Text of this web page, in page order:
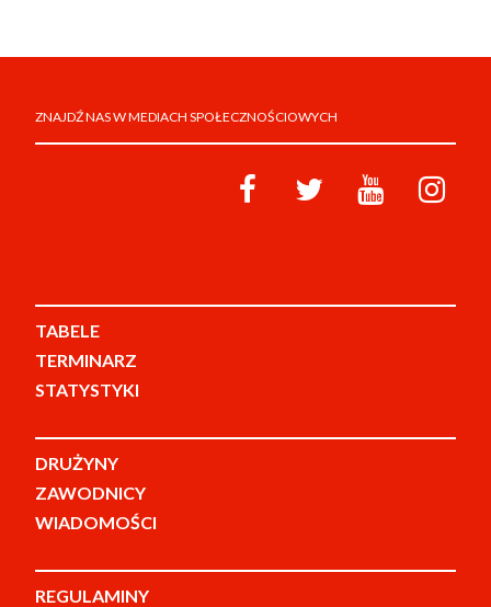
ZNAJDŹ NAS W MEDIACH SPOŁECZNOŚCIOWYCH
TABELE
TERMINARZ
STATYSTYKI
DRUŻYNY
ZAWODNICY
WIADOMOŚCI
REGULAMINY